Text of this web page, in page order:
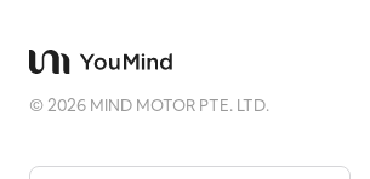
©2026 MIND MOTOR PTE. LTD.